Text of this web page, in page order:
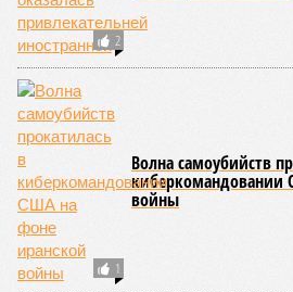
и кропотливо созданную человеком
Учитывая то, что пожары начинают
ежегодной реальностью на фоне
год за годом их будет всё больше, и
прочего в большой опасности
зафиксированная в этом и прошлом
Франции, тому лучшее
Есть в перечне A-Z Animals и
смертоносная. Это, в частности,
извержения», о которых мало кто
явлениях, когда большое количество
внезапно вырывается из глубин